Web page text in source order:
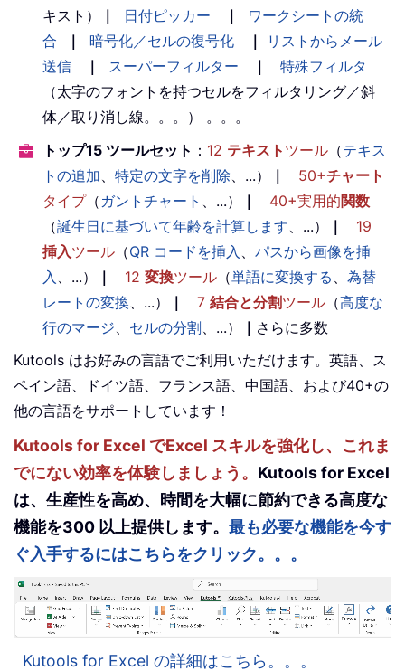
キスト）
｜ 日付ピッカー ｜
ワークシートの統
合
｜ 暗号化／セルの復号化 ｜
リストからメール
送信
｜ スーパーフィルター ｜
特殊フィルタ
（太字のフォントを持つセルをフィルタリング／斜
体／取り消し線。。。） 。。。
トップ15 ツールセット ： 12 テキスト ツール （テキス
トの追加
特定の文字を削除 、...） ｜ 50+チャート
タイプ（ ガントチャート 、...） ｜ 40+実用的関数
（誕生日に基づいて年齢を計算します 、...） ｜
19
挿入ツール （QR コードを挿入
パスから画像を挿
入
、...） ｜ 12 変換ツール （単語に変換する
為替
レートの変換 、...） ｜ 7 結合と分割ツール （高度な
行のマージ
セルの分割 、...） ｜ さらに多数
Kutools はお好みの言語でご利用いただけます。英語、ス
ペイン語、ドイツ語、フランス語、中国語、および40+の
他の言語をサポートしています！
Kutools for Excel でExcel スキルを強化し、これま
でにない効率を体験しましょう。 Kutools for Excel
は、生産性を高め、時間を大幅に節約できる高度な
機能を300 以上提供します。 最も必要な機能を今す
ぐ入手するにはこちらをクリック。。。
Kutools for Excel の詳細はこちら。。。